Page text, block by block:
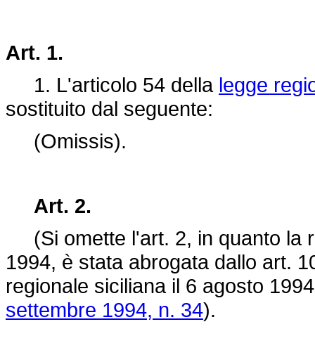
Art. 1.
1. L'articolo 54 della legge
sostituito dal seguente:
(Omissis).
Art. 2.
(Si omette l'art. 2, in quanto la
1994, è stata abrogata dallo art.
regionale siciliana il 6 agosto
settembre 1994, n. 34).